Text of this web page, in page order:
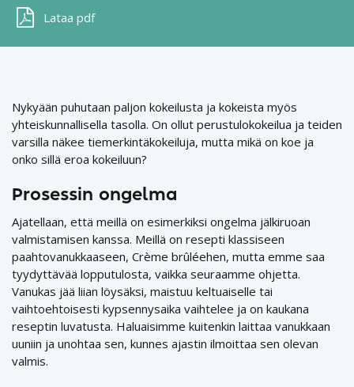
Lataa pdf
Nykyään puhutaan paljon kokeilusta ja kokeista myös
yhteiskunnallisella tasolla. On ollut perustulokokeilua ja teiden
varsilla näkee tiemerkintäkokeiluja, mutta mikä on koe ja
onko sillä eroa kokeiluun?
Prosessin ongelma
Ajatellaan, että meillä on esimerkiksi ongelma jälkiruoan
valmistamisen kanssa. Meillä on resepti klassiseen
paahtovanukkaaseen, Crème brûléehen, mutta emme saa
tyydyttävää lopputulosta, vaikka seuraamme ohjetta.
Vanukas jää liian löysäksi, maistuu keltuaiselle tai
vaihtoehtoisesti kypsennysaika vaihtelee ja on kaukana
reseptin luvatusta. Haluaisimme kuitenkin laittaa vanukkaan
uuniin ja unohtaa sen, kunnes ajastin ilmoittaa sen olevan
valmis.